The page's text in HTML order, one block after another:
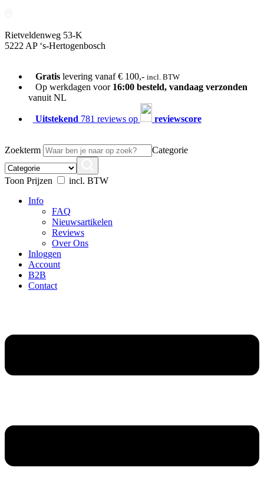
Rietveldenweg 53-K
5222 AP ‘s-Hertogenbosch
Gratislevering vanaf € 100,- incl. BTW
Op werkdagen voor 16:00 besteld, vandaag verzonden
vanuit NL
Uitstekend 781 reviews op reviewscore
Zoekterm Categorie
Toon Prijzen
incl. BTW
Info
FAQ
Nieuwsartikelen
Reviews
Over Ons
Inloggen
Account
B2B
Contact